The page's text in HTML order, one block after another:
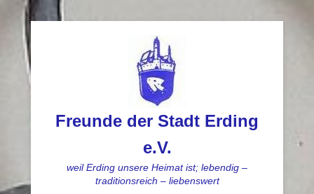
Freunde der Stadt Erding
e.V.
weil Erding unsere Heimat ist; lebendig –
traditionsreich – liebenswert